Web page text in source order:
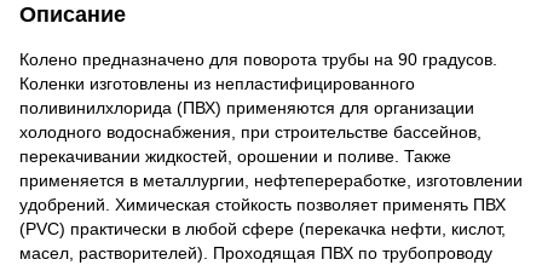
Описание
Колено предназначено для поворота трубы на 90 градусов.
Коленки изготовлены из непластифицированного
поливинилхлорида (ПВХ) применяются для организации
холодного водоснабжения, при строительстве бассейнов,
перекачивании жидкостей, орошении и поливе. Также
применяется в металлургии, нефтепереработке, изготовлении
удобрений. Химическая стойкость позволяет применять ПВХ
(PVC) практически в любой сфере (перекачка нефти, кислот,
масел, растворителей). Проходящая ПВХ по трубопроводу